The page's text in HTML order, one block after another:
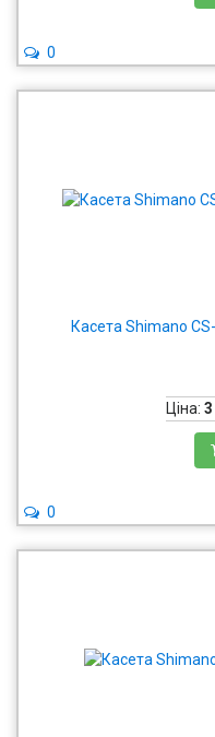
0
Касета Shimano
Ціна:
0